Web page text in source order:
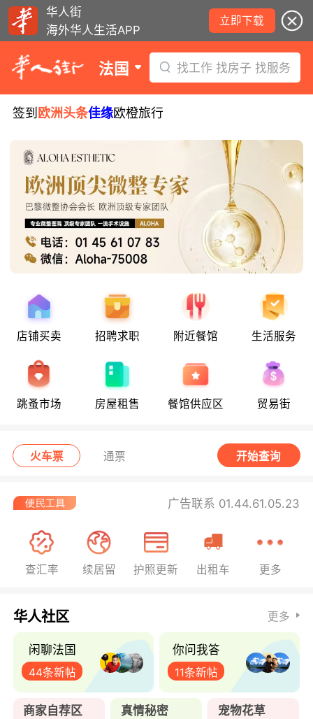
华人街
海外华人生活APP
立即下载
法国 找工作 找房子 找服务
签到 欧洲头条佳缘欧橙旅行
店铺买卖 招聘求职 附近餐馆 生活服务
跳蚤市场 房屋租售 餐馆供应区 贸易街
火车票 通票 开始查询
广告联系 01.44.61.05.23
查汇率 续居留 护照更新 出租车 更多
华人社区 更多
闲聊法国
44条新帖
你问我答
11条新帖
商家自荐区 真情秘密 宠物花草